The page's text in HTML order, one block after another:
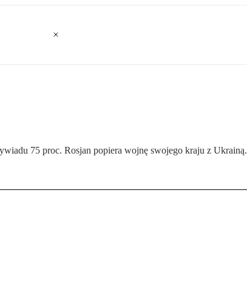
75 proc. Rosjan popiera wojnę swojego kraju z Ukrainą.